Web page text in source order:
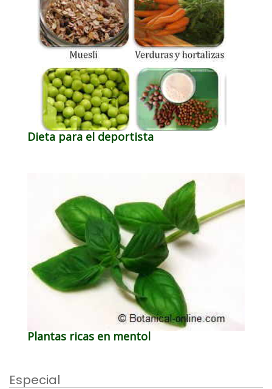
Dieta para el deportista
Plantas ricas en mentol
Especial